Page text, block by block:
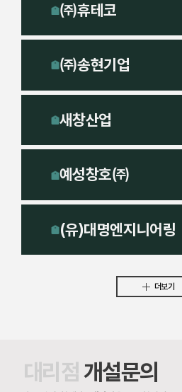
㈜휴테코
㈜송현기업
새창산업
예성창호㈜
(유)대명엔지니어링
더보기
대리점개설문의